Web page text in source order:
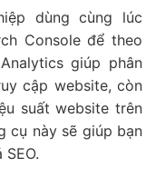
dùng cùng lúc
Console để theo
giúp phân
cập website, còn
suất website trên
cụ này sẽ giúp bạn